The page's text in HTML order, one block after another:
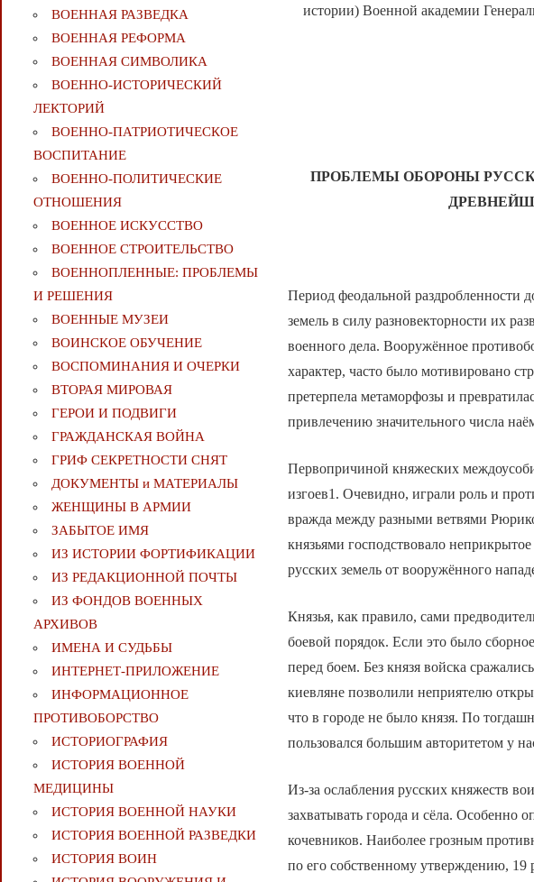
истории) Военной академии
ПРОБЛЕМЫ ОБОРОНЫ
Период феодальной раздробленности
земель в силу разновекторности их
военного дела. Вооружённое
характер, часто было мотивировано
претерпела метаморфозы и
привлечению значительного числа
Первопричиной княжеских
изгоев1. Очевидно, играли роль и
вражда между разными ветвями
князьями господствовало
русских земель от вооружённого
Князья, как правило, сами
боевой порядок. Если это было
перед боем. Без князя войска
киевляне позволили неприятелю
что в городе не было князя. По
пользовался большим авторитетом у
Из-за ослабления русских княжеств
захватывать города и сёла.
кочевников. Наиболее грозным
по его собственному утверждению,
ВОЕННАЯ РАЗВЕДКА
ВОЕННАЯ РЕФОРМА
ВОЕННАЯ СИМВОЛИКА
ВОЕННО-ИСТОРИЧЕСКИЙ
ЛЕКТОРИЙ
ВОЕННО-ПАТРИОТИЧЕСКОЕ
ВОСПИТАНИЕ
ВОЕННО-ПОЛИТИЧЕСКИE
ОТНОШЕНИЯ
ВОЕННОЕ ИСКУССТВО
ВОЕННОЕ СТРОИТЕЛЬСТВО
ВОЕННОПЛЕННЫЕ: ПРОБЛЕМЫ
И РЕШЕНИЯ
ВОЕННЫЕ МУЗЕИ
ВОИНСКОЕ ОБУЧЕНИЕ
ВОСПОМИНАНИЯ И ОЧЕРКИ
ВТОРАЯ МИРОВАЯ
ГЕРОИ И ПОДВИГИ
ГРАЖДАНСКАЯ ВОЙНА
ГРИФ СЕКРЕТНОСТИ СНЯТ
ДОКУМЕНТЫ и МАТЕРИАЛЫ
ЖЕНЩИНЫ В АРМИИ
ЗАБЫТОЕ ИМЯ
ИЗ ИСТОРИИ ФОРТИФИКАЦИИ
ИЗ РЕДАКЦИОННОЙ ПОЧТЫ
ИЗ ФОНДОВ ВОЕННЫХ
АРХИВОВ
ИМЕНА И СУДЬБЫ
ИНТЕРНЕТ-ПРИЛОЖЕНИЕ
ИНФОРМАЦИОННОЕ
ПРОТИВОБОРСТВО
ИСТОРИОГРАФИЯ
ИСТОРИЯ ВОЕННОЙ
МЕДИЦИНЫ
ИСТОРИЯ ВОЕННОЙ НАУКИ
ИСТОРИЯ ВОЕННОЙ РАЗВЕДКИ
ИСТОРИЯ ВОИН